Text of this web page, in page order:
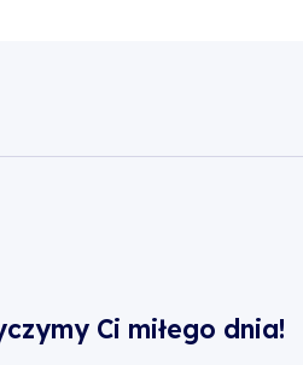
Ci miłego dnia!